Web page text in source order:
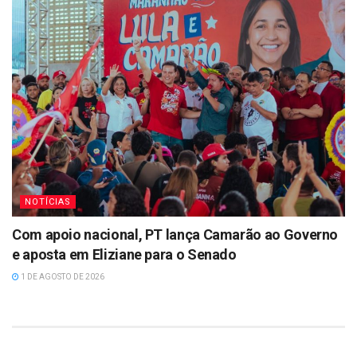
NOTÍCIAS
Com apoio nacional, PT lança Camarão ao Governo
e aposta em Eliziane para o Senado
1 DE AGOSTO DE 2026